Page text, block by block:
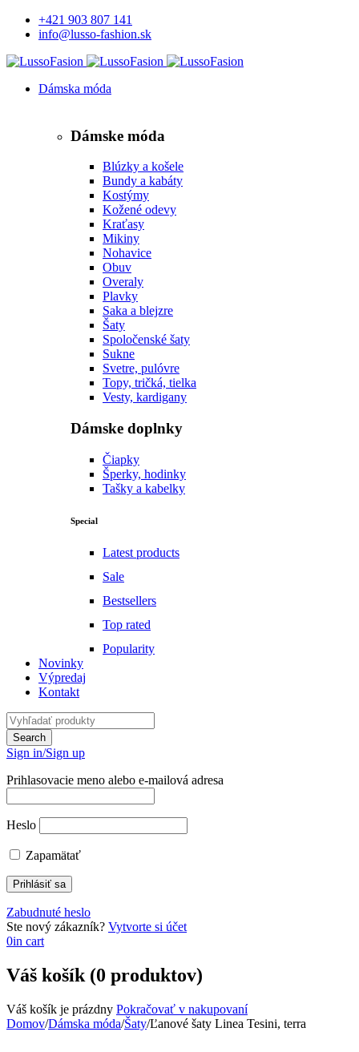
+421 903 807 141
info@lusso-fashion.sk
Dámska móda
Dámske móda
Blúzky a košele
Bundy a kabáty
Kostýmy
Kožené odevy
Kraťasy
Mikiny
Nohavice
Obuv
Overaly
Plavky
Saka a blejzre
Šaty
Spoločenské šaty
Sukne
Svetre, pulóvre
Topy, tričká, tielka
Vesty, kardigany
Dámske doplnky
Čiapky
Šperky, hodinky
Tašky a kabelky
Special
Latest products
Sale
Bestsellers
Top rated
Popularity
Novinky
Výpredaj
Kontakt
Sign in/Sign up
Prihlasovacie meno alebo e-mailová adresa
Heslo
Zapamätať
Zabudnuté heslo
Ste nový zákazník? Vytvorte si účet
0in cart
Váš košík (0 produktov)
Váš košík je prázdny Pokračovať v nakupovaní
Domov/Dámska móda/Šaty/Ľanové šaty Linea Tesini, terra